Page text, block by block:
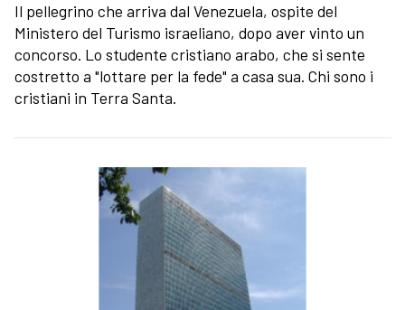
Il pellegrino che arriva dal Venezuela, ospite del
Ministero del Turismo israeliano, dopo aver vinto un
concorso. Lo studente cristiano arabo, che si sente
costretto a "lottare per la fede" a casa sua. Chi sono i
cristiani in Terra Santa.